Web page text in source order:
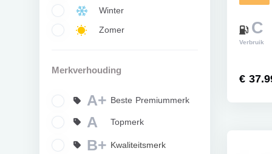
Winter
Zomer
Merkverhouding
A+ Beste Premiummerk
A Topmerk
B+ Kwaliteitsmerk
C
Verbruik
€